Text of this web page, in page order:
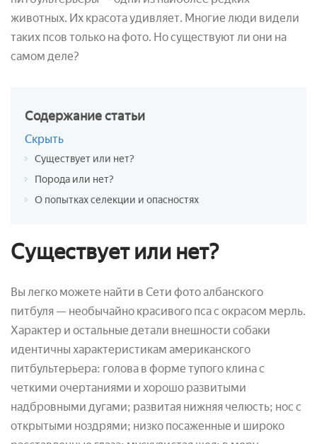
животных. Их красота удивляет. Многие люди видели
таких псов только на фото. Но существуют ли они на
самом деле?
Содержаниестатьи
Скрыть
Существует или нет?
Порода или нет?
О попытках селекции и опасностях
Существует или нет?
Вы легко можете найти в Сети фото албанского
питбуля — необычайно красивого пса с окрасом мерль.
Характер и остальные детали внешности собаки
идентичны характеристикам американского
питбультерьера: голова в форме тупого клина с
четкими очертаниями и хорошо развитыми
надбровными дугами; развитая нижняя челюсть; нос с
открытыми ноздрями; низко посаженные и широко